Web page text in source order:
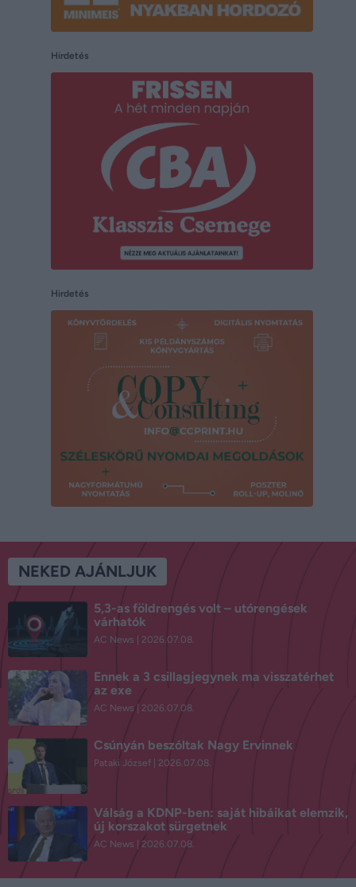
Hirdetés
Hirdetés
NEKED AJÁNLJUK
5,3-as földrengés volt – utórengések
várhatók
AC News 2026.07.08.
Ennek a 3 csillagjegynek ma visszatérhet
az exe
AC News 2026.07.08.
Csúnyán beszóltak Nagy Ervinnek
Pataki József 2026.07.08.
Válság a KDNP-ben: saját hibáikat elemzik,
új korszakot sürgetnek
AC News 2026.07.08.